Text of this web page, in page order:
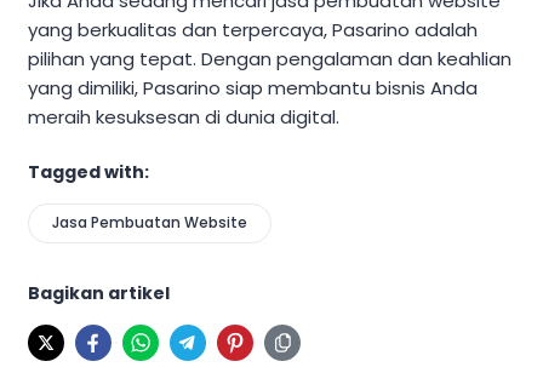
yang berkualitas dan terpercaya, Pasarino adalah
pilihan yang tepat. Dengan pengalaman dan keahlian
yang dimiliki, Pasarino siap membantu bisnis Anda
meraih kesuksesan di dunia digital.
Tagged with:
Jasa Pembuatan Website
Bagikan artikel